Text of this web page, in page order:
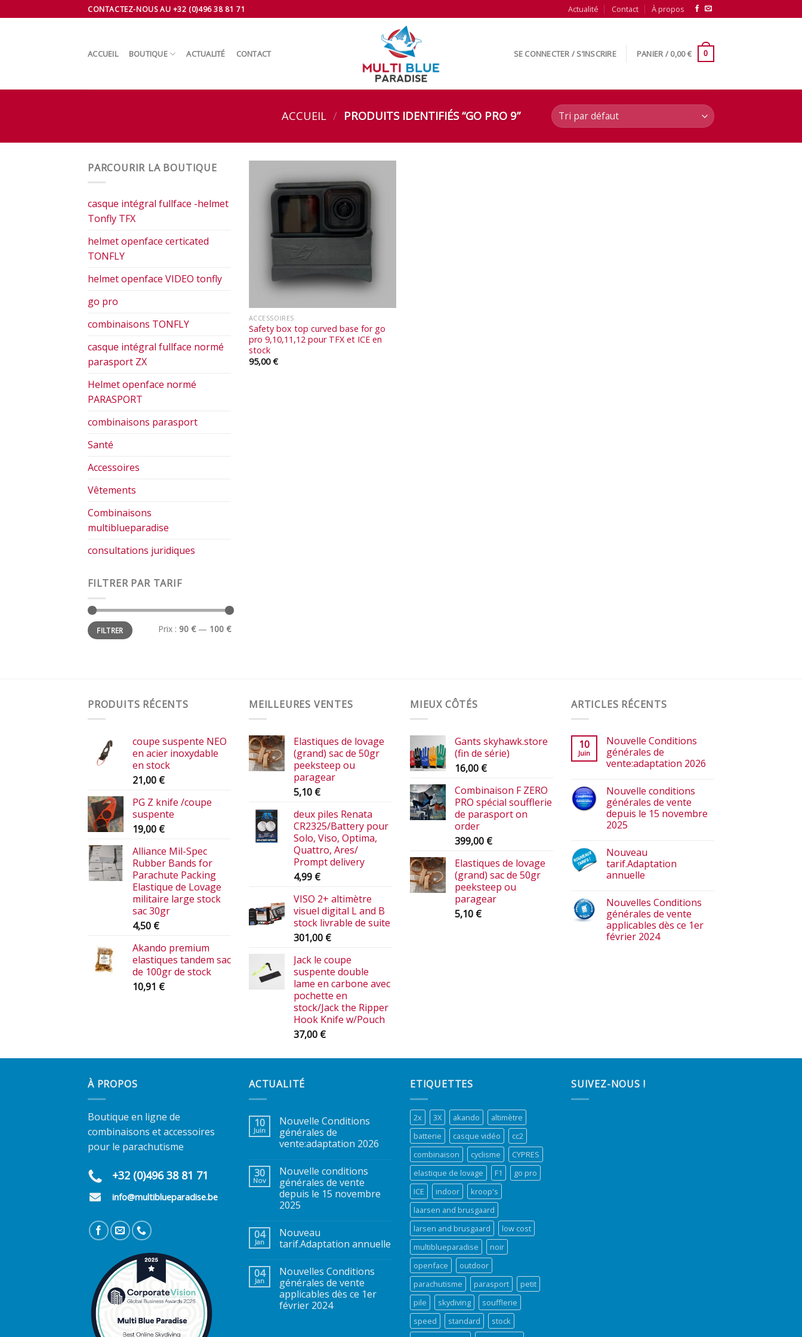
to
CONTACTEZ-NOUS AU +32 (0)496 38 81 71 Actualité Contact À propos
ACCUEIL BOUTIQUE ACTUALITÉ CONTACT SE CONNECTER / S’INSCRIRE PANIER / 0,00€ 0
ACCUEIL / PRODUITS IDENTIFIÉS “GO PRO 9”
PARCOURIR LA BOUTIQUE
casque intégral fullface -helmet
Tonfly TFX
helmet openface certicated
TONFLY
helmet openface VIDEO tonfly
go pro
combinaisons TONFLY
casque intégral fullface normé
parasport ZX
Helmet openface normé
PARASPORT
combinaisons parasport
Santé
Accessoires
Vêtements
Combinaisons
multiblueparadise
consultations juridiques
FILTRER PAR TARIF
Prix
min
Prix
maxFILTRER Prix : 90 €— 100 €
ACCESSOIRES
Safety box top curved base for go
pro 9,10,11,12 pour TFX et ICE en
stock
95,00€
PRODUITS RÉCENTS
coupe suspente NEO
en acier inoxydable
en stock
21,00 €
PG Z knife /coupe
suspente
19,00 €
Alliance Mil-Spec
Rubber Bands for
Parachute Packing
Elastique de Lovage
militaire large stock
sac 30gr
4,50 €
Akando premium
elastiques tandem sac
de 100gr de stock
10,91 €
MEILLEURES VENTES
Elastiques de lovage
(grand) sac de 50gr
peeksteep ou
paragear
5,10 €
deux piles Renata
CR2325/Battery pour
Solo, Viso, Optima,
Quattro, Ares/
Prompt delivery
4,99 €
VISO 2+ altimètre
visuel digital L and B
stock livrable de suite
301,00 €
Jack le coupe
suspente double
lame en carbone avec
pochette en
stock/Jack the Ripper
Hook Knife w/Pouch
37,00 €
MIEUX CÔTÉS
Gants skyhawk.store
(fin de série)
16,00 €
Combinaison F ZERO
PRO spécial soufflerie
de parasport on
order
399,00 €
Elastiques de lovage
(grand) sac de 50gr
peeksteep ou
paragear
5,10 €
ARTICLES RÉCENTS
10
Juin
Nouvelle Conditions
générales de
vente:adaptation 2026
Nouvelle conditions
générales de vente
depuis le 15 novembre
2025
Nouveau
tarif.Adaptation
annuelle
Nouvelles Conditions
générales de vente
applicables dès ce 1er
février 2024
À PROPOS
Boutique en ligne de
combinaisons et accessoires
pour le parachutisme
+32 (0)496 38 81 71
info@multiblueparadise.be
ACTUALITÉ
10
Juin
Nouvelle Conditions
générales de
vente:adaptation 2026
30
Nov
Nouvelle conditions
générales de vente
depuis le 15 novembre
2025
04
Jan
Nouveau
tarif.Adaptation annuelle
04
Jan
Nouvelles Conditions
générales de vente
applicables dès ce 1er
février 2024
ETIQUETTES
2x 3X akando
altimètre
batterie
casque vidéo
cc2
combinaison
cyclisme
CYPRES
elastique de lovage
F1
go pro
ICE
indoor
kroop's
laarsen and brusgaard
larsen and brusgaard
low cost
multiblueparadise
noir
openface
outdoor
parachutisme
parasport
petit
pile
skydiving
soufflerie
speed
standard
stock
SUIVEZ-NOUS !